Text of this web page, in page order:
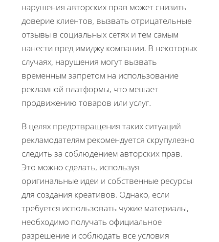
нарушения авторских прав может снизить
доверие клиентов, вызвать отрицательные
отзывы в социальных сетях и тем самым
нанести вред имиджу компании. В некоторых
случаях, нарушения могут вызвать
временным запретом на использование
рекламной платформы, что мешает
продвижению товаров или услуг.
В целях предотвращения таких ситуаций
рекламодателям рекомендуется скрупулезно
следить за соблюдением авторских прав.
Это можно сделать, используя
оригинальные идеи и собственные ресурсы
для создания креативов. Однако, если
требуется использовать чужие материалы,
необходимо получать официальное
разрешение и соблюдать все условия